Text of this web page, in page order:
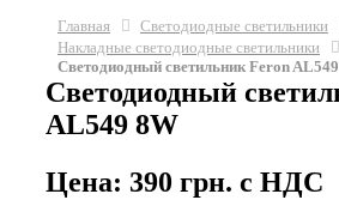
Главная
Светодиодные светильники
Накладные светодиодные светильники
Светодиодный светильник Feron
Светодиодный
AL549 8W
Цена: 390 грн. с НДС